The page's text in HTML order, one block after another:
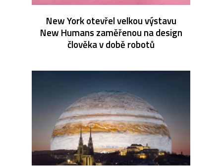
New York otevřel velkou výstavu
New Humans zaměřenou na design
člověka v době robotů